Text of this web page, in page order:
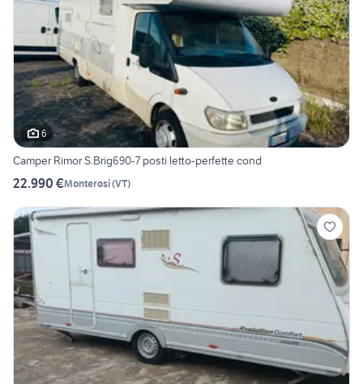
6
Camper Rimor S.Brig690-7 posti letto-perfette cond
22.990 €Monterosi(VT)